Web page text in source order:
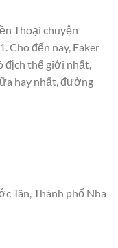
Thoại chuyện
Cho đến nay, Faker
địch thế giới nhất,
hay nhất, đường
Tân, Thành phố Nha